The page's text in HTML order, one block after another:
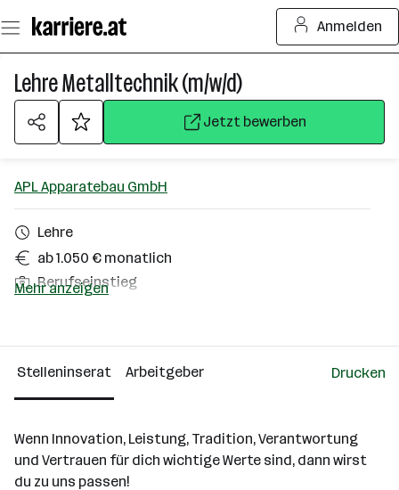
Seiteninhalt
springen
Anmelden
Lehre Metalltechnik (m/w/d)
Jetzt bewerben
APL Apparatebau GmbH
Lehre
ab 1.050 € monatlich
Berufseinstieg
Über das Unternehmen
101 - 500 Mitarbeiter*innen
Mehr anzeigen
Stelleninserat Arbeitgeber Drucken
Wenn Innovation, Leistung, Tradition, Verantwortung
und Vertrauen für dich wichtige Werte sind, dann wirst
du zu uns passen!